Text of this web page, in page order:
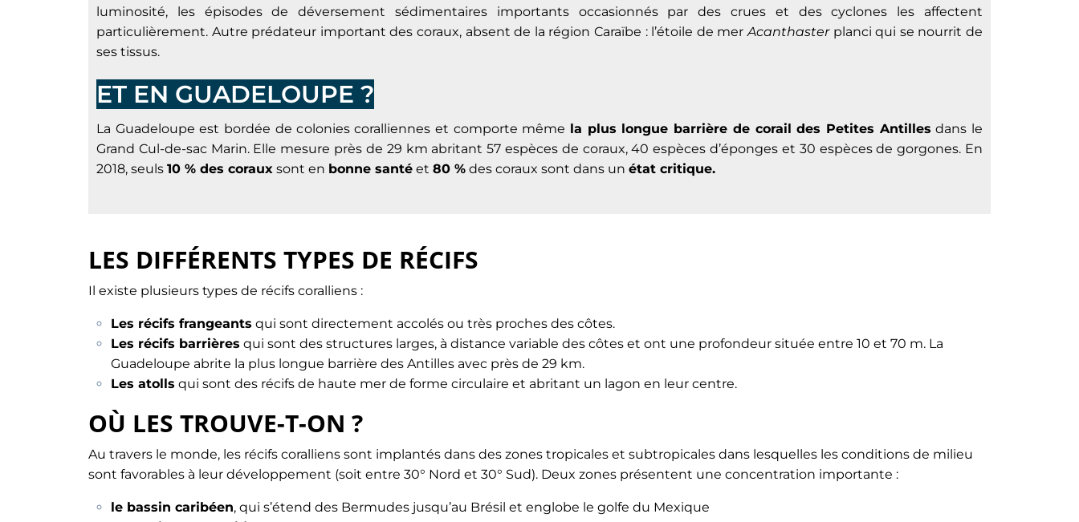
luminosité, les épisodes de déversement sédimentaires importants occasionnés par des crues et des cyclones les affectent
particulièrement. Autre prédateur important des coraux, absent de la région Caraïbe : l’étoile de merAcanthasterplanci qui se nourrit de
ses tissus.
ET EN GUADELOUPE ?
La Guadeloupe est bordée de colonies coralliennes et comporte même la plus longue barrière de corail des Petites Antilles dans le
Grand Cul-de-sac Marin. Elle mesure près de 29 km abritant 57 espèces de coraux, 40 espèces d’éponges et 30 espèces de gorgones. En
2018, seuls 10 % des coraux sont en bonne santé et 80 % des coraux sont dans un état critique.
LES DIFFÉRENTS TYPES DE RÉCIFS
Il existe plusieurs types de récifs coralliens :
Les récifs frangeants qui sont directement accolés ou très proches des côtes.
Les récifs barrières qui sont des structures larges, à distance variable des côtes et ont une profondeur située entre 10 et 70 m. La
Guadeloupe abrite la plus longue barrière des Antilles avec près de 29 km.
Les atolls qui sont des récifs de haute mer de forme circulaire et abritant un lagon en leur centre.
OÙ LES TROUVE-T-ON ?
Au travers le monde, les récifs coralliens sont implantés dans des zones tropicales et subtropicales dans lesquelles les conditions de milieu
sont favorables à leur développement (soit entre 30° Nord et 30° Sud). Deux zones présentent une concentration importante :
le bassin caribéen, qui s’étend des Bermudes jusqu’au Brésil et englobe le golfe du Mexique